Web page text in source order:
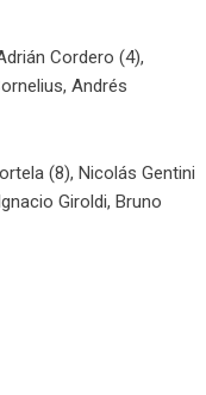
Cordero (4),
Andrés
(8), Nicolás Gentini
Giroldi, Bruno